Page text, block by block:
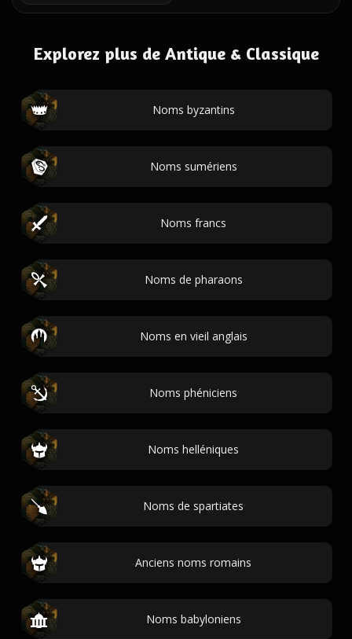
Explorez plus de Antique & Classique
Noms byzantins
Noms sumériens
Noms francs
Noms de pharaons
Noms en vieil anglais
Noms phéniciens
Noms helléniques
Noms de spartiates
Anciens noms romains
Noms babyloniens